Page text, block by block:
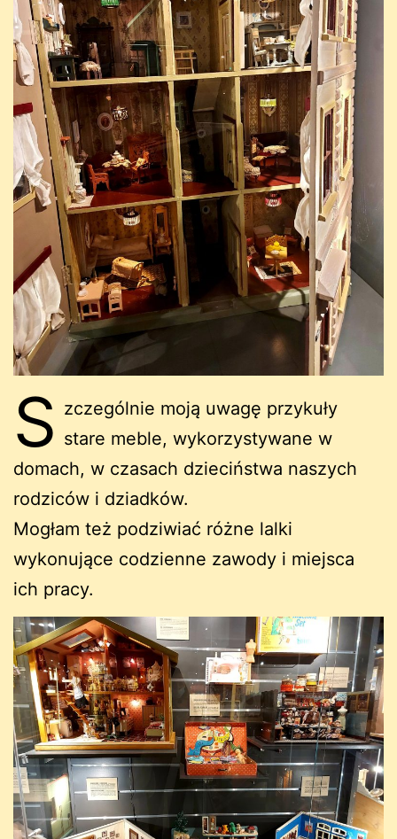
S zczególnie moją uwagę przykuły
stare meble, wykorzystywane w
domach, w czasach dzieciństwa naszych
rodziców i dziadków.
Mogłam też podziwiać różne lalki
wykonujące codzienne zawody i miejsca
ich pracy.